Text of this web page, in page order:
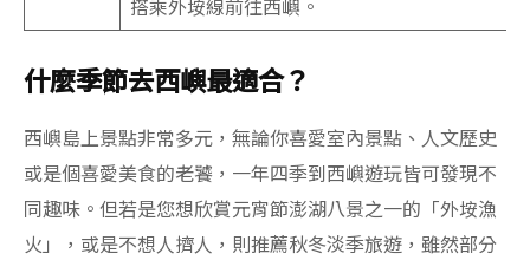
搭乘外垵線前往西嶼。
什麼季節去西嶼最適合？
西嶼島上景點非常多元，無論你喜愛室內景點、人文歷史
或是個喜愛美食的老饕，一年四季到西嶼遊玩皆可發現不
同趣味。但若是您想欣賞元宵節澎湖八景之一的「外垵漁
火」，或是不想人擠人，則推薦秋冬淡季旅遊，雖然部分